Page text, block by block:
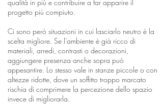
qualità in più e contribuire a far apparire il
progetto più compiuto.
Ci sono però situazioni in cui lasciarlo neutro è la
scelta migliore. Se l’ambiente è già ricco di
materiali, arredi, contrasti o decorazioni,
aggiungere presenza anche sopra può
appesantire. Lo stesso vale in stanze piccole o con
altezze ridotte, dove un soffitto troppo marcato
rischia di comprimere la percezione dello spazio
invece di migliorarla.